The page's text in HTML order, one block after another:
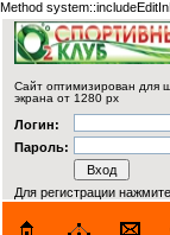
Method
Сайт оптимизирован для
экрана от 1280 px
Логин:
Пароль:
Для регистрации нажмите